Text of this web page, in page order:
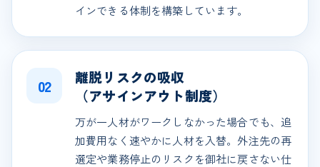
インできる体制を構築しています。
02
離脱リスクの吸収
（アサインアウト制度）
万が一人材がワークしなかった場合でも、追
加費用なく速やかに人材を入替。外注先の再
選定や業務停止のリスクを御社に戻さない仕